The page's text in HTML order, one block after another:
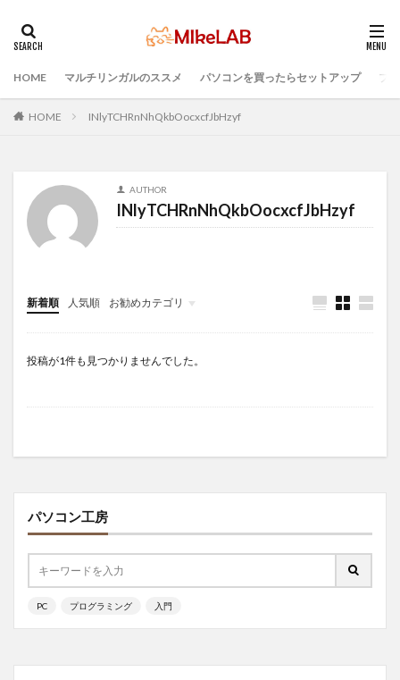
HOME マルチリンガルのススメ パソコンを買ったらセットアップ プ
HOME INlyTCHRnNhQkbOocxcfJbHzyf
AUTHOR
INlyTCHRnNhQkbOocxcfJbHzyf
新着順 人気順 お勧めカテゴリ
Infomation
投稿が1件も見つかりませんでした。
パソコン工房
PC プログラミング 入門
タグ
選ぶ PCセットアップ 初心者
セキュリティ対策ソフト
インストール どれがいい